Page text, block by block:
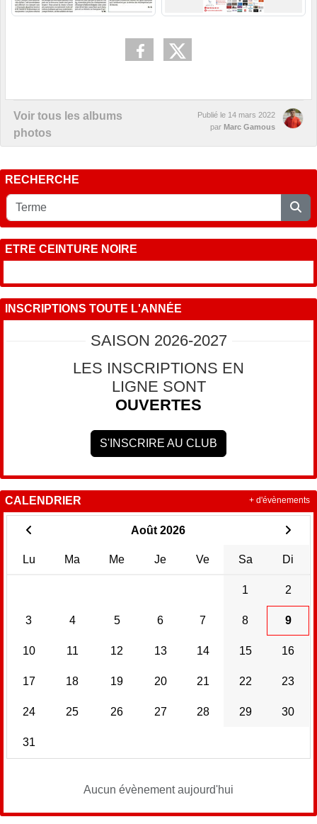
Voir tous les albums
photos
Publié le 14 mars 2022
par Marc Gamous
RECHERCHE
ETRE CEINTURE NOIRE
INSCRIPTIONS TOUTE L'ANNÉE
SAISON 2026-2027
LES INSCRIPTIONS EN
LIGNE SONT
OUVERTES
S'INSCRIRE AU CLUB
CALENDRIER
Août 2026
Lu Ma Me Je Ve Sa Di
1 2
3 4 5 6 7 8 9
10 11 12 13 14 15 16
17 18 19 20 21 22 23
24 25 26 27 28 29 30
31
Aucun évènement aujourd'hui
+ d'évènements